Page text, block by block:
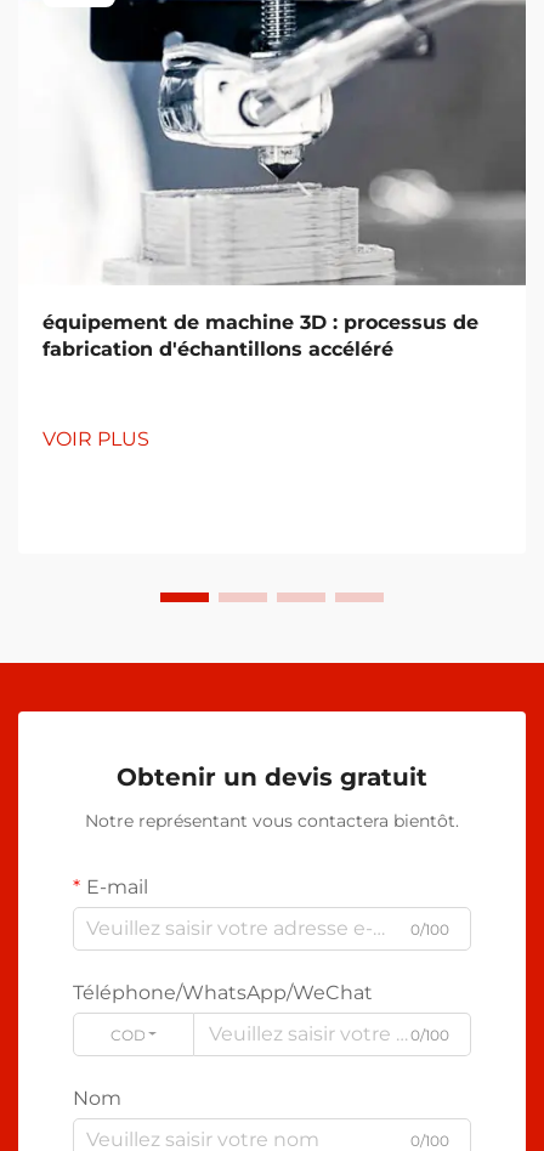
équipement de machine 3D : processus de
fabrication d'échantillons accéléré
VOIR PLUS
Obtenir un devis gratuit
Notre représentant vous contactera bientôt.
E-mail
0/100
Téléphone/WhatsApp/WeChat
CODE 0/100
Nom
0/100